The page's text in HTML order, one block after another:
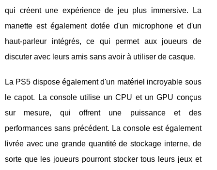
qui créent une expérience de jeu plus immersive. La
manette est également dotée d'un microphone et d'un
haut-parleur intégrés, ce qui permet aux joueurs de
discuter avec leurs amis sans avoir à utiliser de casque.
La PS5 dispose également d'un matériel incroyable sous
le capot. La console utilise un CPU et un GPU conçus
sur mesure, qui offrent une puissance et des
performances sans précédent. La console est également
livrée avec une grande quantité de stockage interne, de
sorte que les joueurs pourront stocker tous leurs jeux et